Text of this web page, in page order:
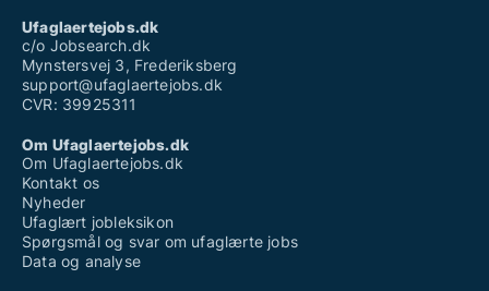
Ufaglaertejobs.dk
c/o Jobsearch.dk
Mynstersvej 3, Frederiksberg
support@ufaglaertejobs.dk
CVR: 39925311
Om Ufaglaertejobs.dk
Om Ufaglaertejobs.dk
Kontakt os
Nyheder
Ufaglært jobleksikon
Spørgsmål og svar om ufaglærte jobs
Data og analyse